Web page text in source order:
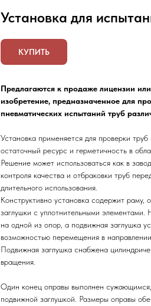
Установка для
КУПИТЬ
Предлагаются к продаже лицензии
изобретение, предназначенное для
пневматических испытаний труб
Установка применяется для проверки труб
остаточный ресурс и герметичность в
Решение может использоваться как в
контроля качества и отбраковки труб
длительного использования.
Конструктивно установка содержит
заглушки с уплотнительными элементами.
на одной из опор, а подвижная заглушка
возможностью перемещения в
Подвижная заглушка снабжена
вращения.
Один конец оправы выполнен
подвижной заглушкой. Размеры оправы